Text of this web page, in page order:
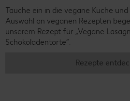
Tauche ein in die vegane Küche
Auswahl an veganen Rezepten
unserem Rezept für „Vegane
Schokoladentorte“.
Rezepte